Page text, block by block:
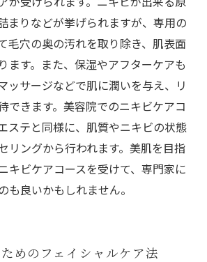
まりなどが挙げられますが、専用の
毛穴の奥の汚れを取り除き、肌表面
ます。また、保湿やアフターケアも
ッサージなどで肌に潤いを与え、リ
できます。美容院でのニキビケアコ
ステと同様に、肌質やニキビの状態
リングから行われます。美肌を目指
キビケアコースを受けて、専門家に
も良いかもしれません。
めのフェイシャルケア法